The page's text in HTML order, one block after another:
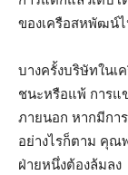
ของเครือสหพัฒน์
บางครั้งบริษัทในเ
ชนะหรือแพ้ การแ
ภายนอก หากมีกา
อย่างไรก็ตาม คุณ
ฝ่ายหนึ่งต้องล้มลง